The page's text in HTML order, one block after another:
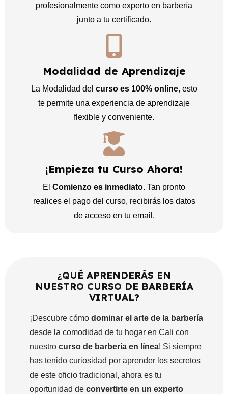
profesionalmente como experto en barbería
junto a tu certificado.
Modalidad de Aprendizaje
La Modalidad del curso es 100% online, esto
te permite una experiencia de aprendizaje
flexible y conveniente.
¡Empieza tu Curso Ahora!
El Comienzo es inmediato. Tan pronto
realices el pago del curso, recibirás los datos
de acceso en tu email.
¿QUÉ APRENDERÁS EN
NUESTRO CURSO DE BARBERÍA
VIRTUAL?
¡Descubre cómo dominar el arte de la barbería
desde la comodidad de tu hogar en Cali con
nuestro curso de barbería en línea! Si siempre
has tenido curiosidad por aprender los secretos
de este oficio tradicional, ahora es tu
oportunidad de convertirte en un experto